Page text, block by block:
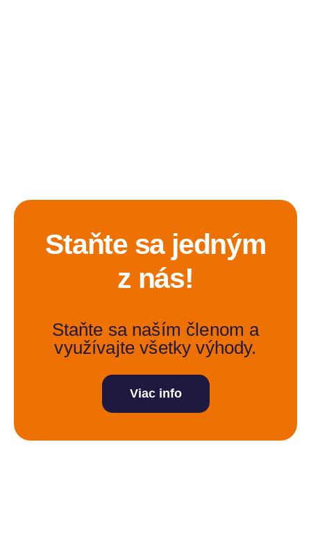
Staňte sa jedným
z nás!
Staňte sa naším členom a
využívajte všetky výhody.
Viac info